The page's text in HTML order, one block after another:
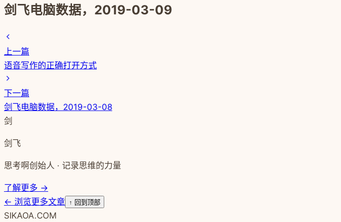
剑飞电脑数据，2019-03-09
上一篇
语音写作的正确打开方式
下一篇
剑飞电脑数据，2019-03-08
剑
剑飞
思考啊创始人 · 记录思维的力量
了解更多 →
← 浏览更多文章 ↑ 回到顶部
SIKAOA.COM